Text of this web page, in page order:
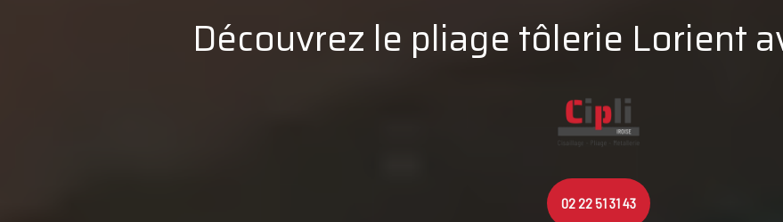
Découvrez le pliage tôlerie Lorient
02 22 51 31 43